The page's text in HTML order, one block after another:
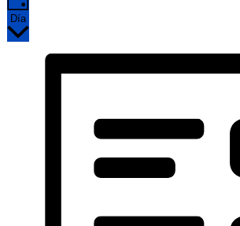
Día